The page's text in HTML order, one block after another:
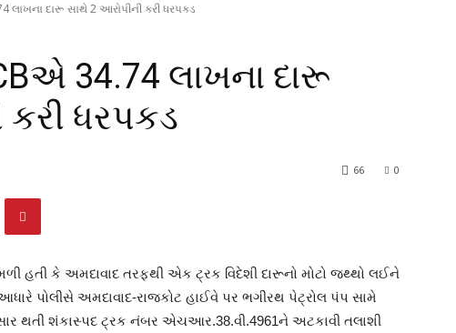
લાખના દારૂ સાથે 2 આરોપીની કરી ધરપકડ
34.74 લાખના દારૂ
કરી ધરપકડ
0
66
હતી કે અમદાવાદ તરફથી એક ટ્રક વિદેશી દારૂનો મોટો જથ્થો લઈને
પોલીસે અમદાવાદ-રાજકોટ હાઈવે પર ભગીરથ પેટ્રોલ પંપ સામે
થતી શંકાસ્પદ ટ્રક નંબર એચઆર.38.વી.4961ને અટકાવી તલાશી